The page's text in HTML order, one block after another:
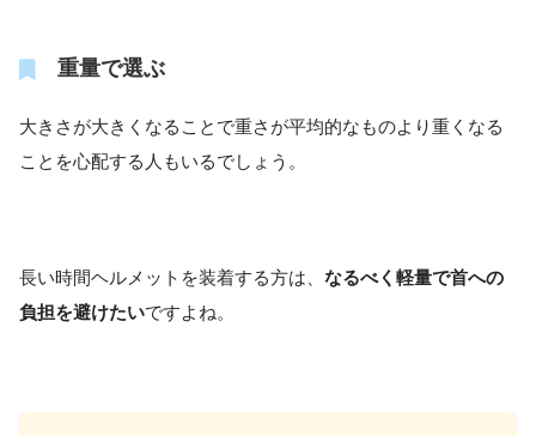
重量で選ぶ
大きさが大きくなることで重さが平均的なものより重くなる
ことを心配する人もいるでしょう。
長い時間ヘルメットを装着する方は、 なるべく軽量で首への
負担を避けたいですよね。